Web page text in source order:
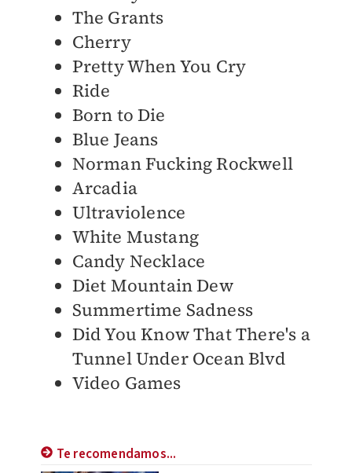
The Grants
Cherry
Pretty When You Cry
Ride
Born to Die
Blue Jeans
Norman Fucking Rockwell
Arcadia
Ultraviolence
White Mustang
Candy Necklace
Diet Mountain Dew
Summertime Sadness
Did You Know That There's a
Tunnel Under Ocean Blvd
Video Games
Te recomendamos...